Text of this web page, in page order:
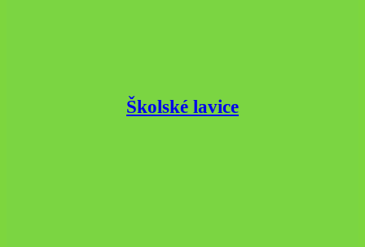
Školské lavice